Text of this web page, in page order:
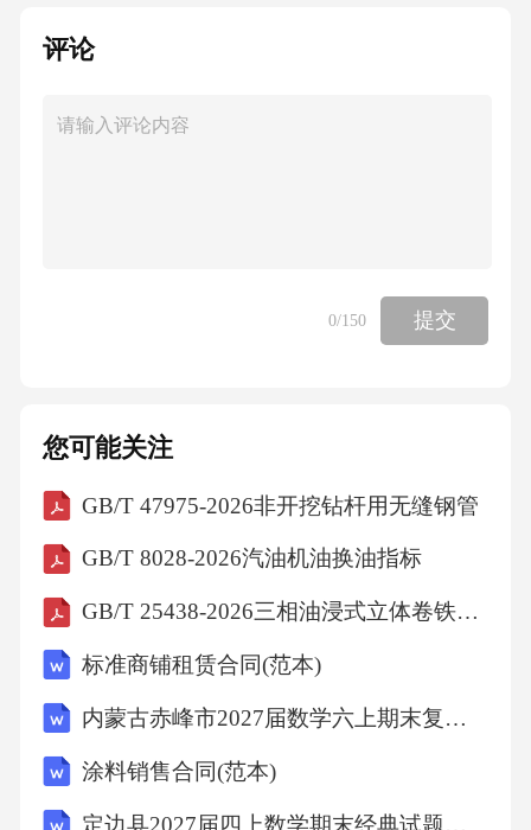
评论
0/150 提交
您可能关注
GB/T 47975-2026非开挖钻杆用无缝钢管
GB/T 8028-2026汽油机油换油指标
GB/T 25438-2026三相油浸式立体卷铁芯电力变压器技术参数和要求
标准商铺租赁合同(范本)
内蒙古赤峰市2027届数学六上期末复习检测模拟试题含解析
涂料销售合同(范本)
定边县2027届四上数学期末经典试题含解析